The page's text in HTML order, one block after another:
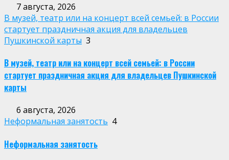
7 августа, 2026
В музей, театр или на концерт всей семьей: в России
стартует праздничная акция для владельцев
Пушкинской карты 3
В музей, театр или на концерт всей семьей: в России
стартует праздничная акция для владельцев Пушкинской
карты
6 августа, 2026
Неформальная занятость 4
Неформальная занятость